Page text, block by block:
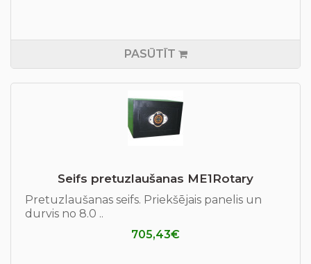
PASŪTĪT
Seifs pretuzlaušanas ME1Rotary
Pretuzlaušanas seifs. Priekšējais panelis un
durvis no 8.0 ..
705,43€